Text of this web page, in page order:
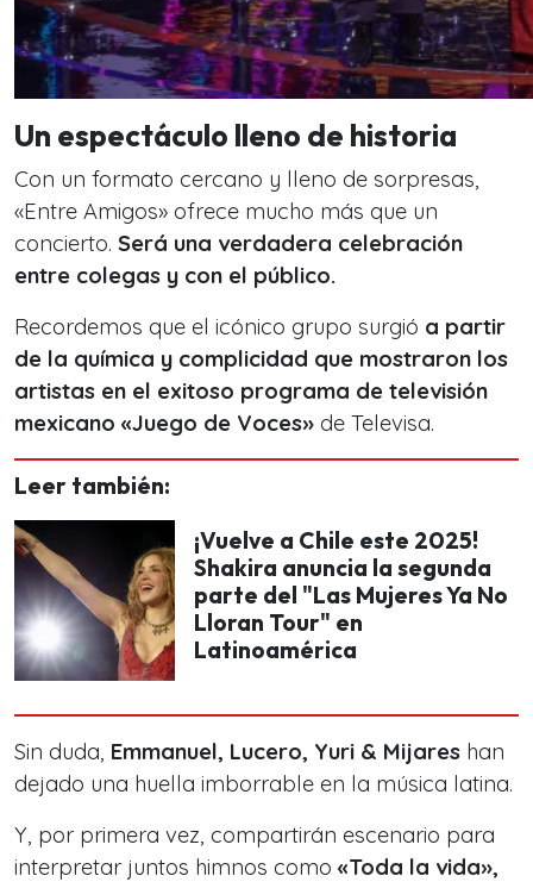
Un espectáculo lleno de historia
Con un formato cercano y lleno de sorpresas,
«Entre Amigos» ofrece mucho más que un
concierto. Será una verdadera celebración
entre colegas y con el público.
Recordemos que el icónico grupo surgió a partir
de la química y complicidad que mostraron los
artistas en el exitoso programa de televisión
mexicano «Juego de Voces» de Televisa.
Leer también:
¡Vuelve a Chile este 2025!
Shakira anuncia la segunda
parte del "Las Mujeres Ya No
Lloran Tour" en
Latinoamérica
Sin duda, Emmanuel, Lucero, Yuri & Mijares han
dejado una huella imborrable en la música latina.
Y, por primera vez, compartirán escenario para
interpretar juntos himnos como «Toda la vida»,